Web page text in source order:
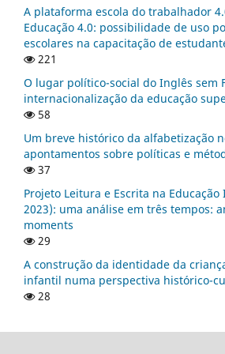
A plataforma escola do trabalhador
Educação 4.0: possibilidade de uso
escolares na capacitação de
221
O lugar político-social do Inglês sem
internacionalização da educação
58
Um breve histórico da alfabetização
apontamentos sobre políticas e
37
Projeto Leitura e Escrita na Educação
2023): uma análise em três tempos:
moments
29
A construção da identidade da
infantil numa perspectiva histórico-
28